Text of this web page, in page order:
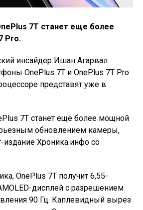
7T станет еще более
Pro.
инсайдер Ишан Агарвал
OnePlus 7T и OnePlus 7T Pro
представят уже в
7T станет еще более мощной
обновлением камеры,
издание Хроника.инфо со
OnePlus 7T получит 6,55-
дисплей с разрешением
90 Гц. Каплевидный вырез